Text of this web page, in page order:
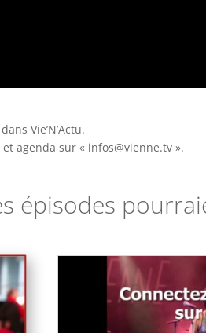
Vie’N’Actu.
et agenda sur« infos@vienne.tv ».
épisodes